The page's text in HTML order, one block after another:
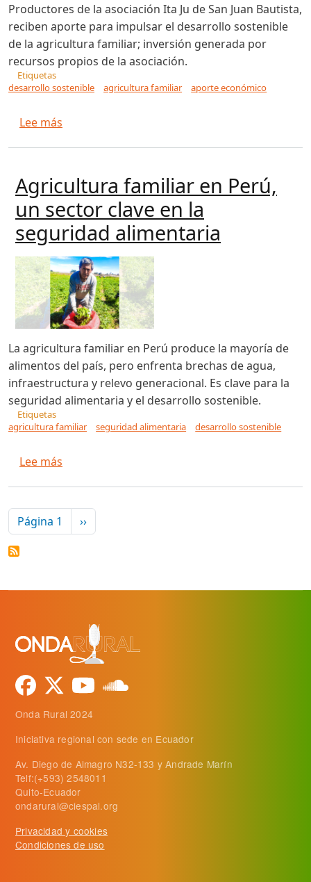
Productores de la asociación Ita Ju de San Juan Bautista,
reciben aporte para impulsar el desarrollo sostenible
de la agricultura familiar; inversión generada por
recursos propios de la asociación.
Etiquetas
desarrollo sostenible
agricultura familiar aporte económico
Lee más
Agricultura familiar en Perú,
un sector clave en la
seguridad alimentaria
La agricultura familiar en Perú produce la mayoría de
alimentos del país, pero enfrenta brechas de agua,
infraestructura y relevo generacional. Es clave para la
seguridad alimentaria y el desarrollo sostenible.
Etiquetas
agricultura familiar
seguridad alimentaria desarrollo sostenible
Lee más
Paginación
Página 1 Siguiente página
››
Onda Rural 2024
Iniciativa regional con sede en Ecuador
Av. Diego de Almagro N32-133 y Andrade Marín
Telf:(+593) 2548011
Quito-Ecuador
ondarural@ciespal.org
Privacidad y cookies
Condiciones de uso